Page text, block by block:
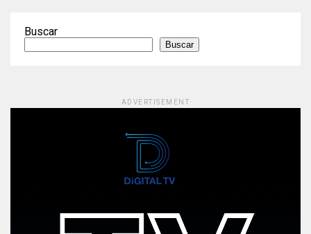
Buscar
Buscar
ADVERTISEMENT